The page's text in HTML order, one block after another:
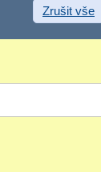
Zrušit vše